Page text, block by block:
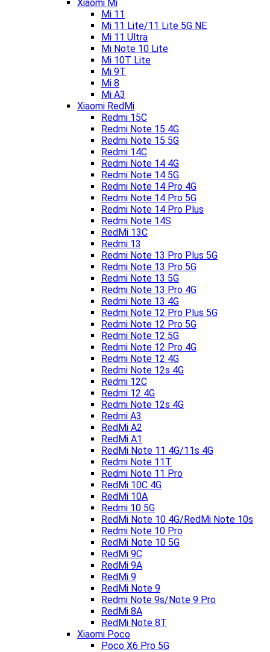
Xiaomi Mi
Mi 11
Mi 11 Lite/11 Lite 5G NE
Mi 11 Ultra
Mi Note 10 Lite
Mi 10T Lite
Mi 9T
Mi 8
Mi A3
Xiaomi RedMi
Redmi 15C
Redmi Note 15 4G
Redmi Note 15 5G
Redmi 14C
Redmi Note 14 4G
Redmi Note 14 5G
Redmi Note 14 Pro 4G
Redmi Note 14 Pro 5G
Redmi Note 14 Pro Plus
Redmi Note 14S
RedMi 13C
Redmi 13
Redmi Note 13 Pro Plus 5G
Redmi Note 13 Pro 5G
Redmi Note 13 5G
Redmi Note 13 Pro 4G
Redmi Note 13 4G
Redmi Note 12 Pro Plus 5G
Redmi Note 12 Pro 5G
Redmi Note 12 5G
Redmi Note 12 Pro 4G
Redmi Note 12 4G
Redmi Note 12s 4G
Redmi 12C
Redmi 12 4G
Redmi Note 12s 4G
Redmi A3
RedMi A2
RedMi A1
RedMi Note 11 4G/11s 4G
Redmi Note 11T
Redmi Note 11 Pro
RedMi 10C 4G
RedMi 10A
Redmi 10 5G
RedMi Note 10 4G/RedMi Note 10s
Redmi Note 10 Pro
RedMi Note 10 5G
RedMi 9C
RedMi 9A
RedMi 9
RedMi Note 9
Redmi Note 9s/Note 9 Pro
RedMi 8A
RedMi Note 8T
Xiaomi Poco
Poco X6 Pro 5G